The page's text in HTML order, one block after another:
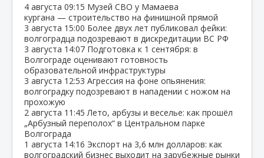
4 августа 09:15 Музей СВО у Мамаева
кургана — строительство на финишной прямой
3 августа 15:00 Более двух лет публиковал фейки:
волгоградца подозревают в дискредитации ВС РФ
3 августа 14:07 Подготовка к 1 сентября: в
Волгограде оценивают готовность
образовательной инфраструктуры
3 августа 12:53 Агрессия на фоне опьянения:
волгоградку подозревают в нападении с ножом на
прохожую
2 августа 11:45 Лето, арбузы и веселье: как прошёл
„Арбузный переполох“ в Центральном парке
Волгограда
1 августа 14:16 Экспорт на 3,6 млн долларов: как
волгоградский бизнес выходит на зарубежные рынки